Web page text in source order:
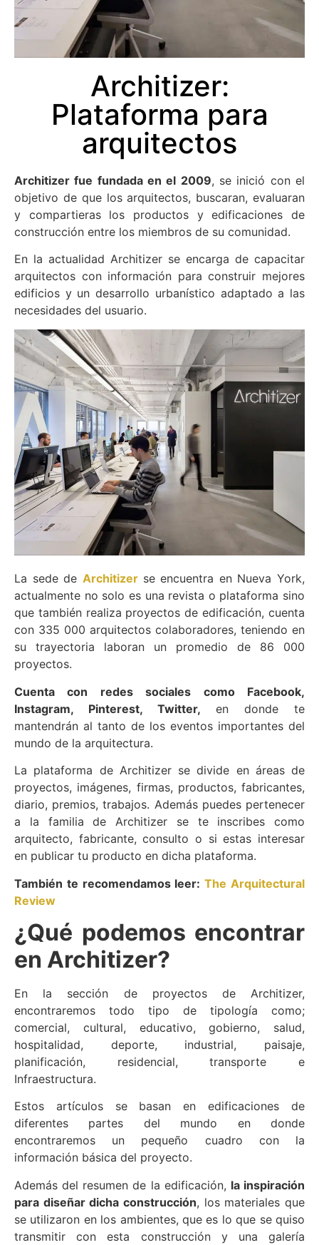
Architizer:
Plataforma para
arquitectos
Architizer fue fundada en el 2009, se inició con el
objetivo de que los arquitectos, buscaran, evaluaran
y compartieras los productos y edificaciones de
construcción entre los miembros de su comunidad.
En la actualidad Architizer se encarga de capacitar
arquitectos con información para construir mejores
edificios y un desarrollo urbanístico adaptado a las
necesidades del usuario.
La sede de Architizer se encuentra en Nueva York,
actualmente no solo es una revista o plataforma sino
que también realiza proyectos de edificación, cuenta
con 335 000 arquitectos colaboradores, teniendo en
su trayectoria laboran un promedio de 86 000
proyectos.
Cuenta con redes sociales como Facebook,
Instagram, Pinterest, Twitter, en donde te
mantendrán al tanto de los eventos importantes del
mundo de la arquitectura.
La plataforma de Architizer se divide en áreas de
proyectos, imágenes, firmas, productos, fabricantes,
diario, premios, trabajos. Además puedes pertenecer
a la familia de Architizer se te inscribes como
arquitecto, fabricante, consulto o si estas interesar
en publicar tu producto en dicha plataforma.
También te recomendamos leer:The Arquitectural
Review
¿Qué podemos encontrar
en Architizer?
En la sección de proyectos de Architizer,
encontraremos todo tipo de tipología como;
comercial, cultural, educativo, gobierno, salud,
hospitalidad, deporte, industrial, paisaje,
planificación, residencial, transporte e
Infraestructura.
Estos artículos se basan en edificaciones de
diferentes partes del mundo en donde
encontraremos un pequeño cuadro con la
información básica del proyecto.
Además del resumen de la edificación, la inspiración
para diseñar dicha construcción, los materiales que
se utilizaron en los ambientes, que es lo que se quiso
transmitir con esta construcción y una galería